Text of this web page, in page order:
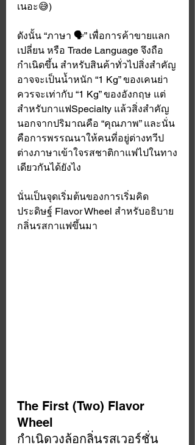
เนอะ😅)
ดังนั้น “ภาษา 🗣” เพื่อการค้าขายแลก
เปลี่ยน หรือ Trade Language จึงถือ
กำเนิดขึ้น สำหรับสินค้าทั่วไปสิ่งสำคัญ
อาจจะเป็นน้ำหนัก “1 Kg” ของเคนย่า
ควรจะเท่ากับ “1 Kg” ของอังกฤษ แต่
สำหรับกาแฟSpecialty แล้วสิ่งสำคัญ
นอกจากปริมาณคือ “คุณภาพ” และนั่น
คือการพรรณนาให้คนที่อยู่ต่างทวีป
ต่างภาษาเข้าใจรสชาติกาแฟไปในทาง
เดียวกันได้ยังไง
นั่นเป็นจุดเริ่มต้นของการเริ่มคิด
ประดิษฐ์ Flavor Wheel สำหรับอธิบาย
กลิ่นรสกาแฟขึ้นมา
The First (Two) Flavor
Wheel
กำเนิดวงล้อกลิ่นรสเวอร์ชั่น